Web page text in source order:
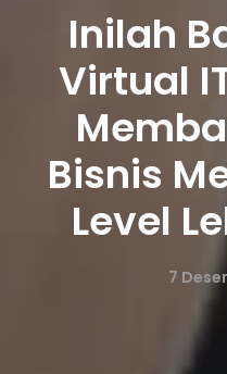
Inilah
Virtual
Bisnis
Level
7